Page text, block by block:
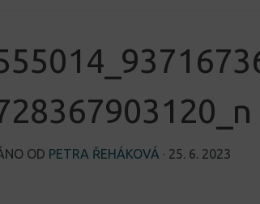
OD PETRA ŘEHÁKOVÁ · 25. 6. 2023